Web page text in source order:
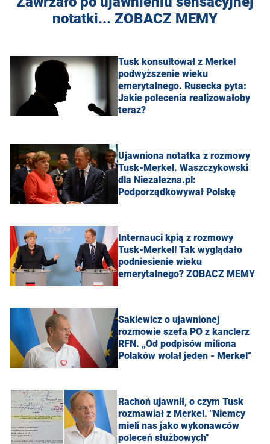
notatki... ZOBACZ MEMY
Tusk konsultował z Merkel
podwyższenie wieku
emerytalnego. Rusecka pyta:
Jakie polecenia realizowałoby
teraz?
Ujawniona notatka z rozmowy
Tusk-Merkel. Waszczykowski
dla Niezalezna.pl:
Podporządkowywał Polskę
Internauci kpią z rozmowy
Tusk-Merkel! Tak wyglądało
podniesienie wieku
emerytalnego? ZOBACZ MEMY
Sakiewicz o ujawnionej
rozmowie szefa PO z kanclerz
RFN. „Od podpisów miliona
Polaków wolał jeden - Merkel“
Rachoń ujawnił, o czym Tusk
rozmawiał z Merkel. "Niemcy
mieli nas jako wykonawców
poleceń służbowych"